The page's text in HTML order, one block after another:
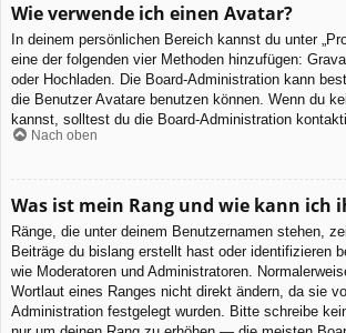
Wie verwende ich einen Avatar?
In deinem persönlichen Bereich kannst du unter
eine der folgenden vier Methoden hinzufügen:
oder Hochladen. Die Board-Administration kann
die Benutzer Avatare benutzen können. Wenn du
kannst, solltest du die Board-Administration
Nach oben
Was ist mein Rang und wie kann ich
Ränge, die unter deinem Benutzernamen stehen,
Beiträge du bislang erstellt hast oder identifizieren
wie Moderatoren und Administratoren.
Wortlaut eines Ranges nicht direkt ändern, da sie
Administration festgelegt wurden. Bitte schreibe